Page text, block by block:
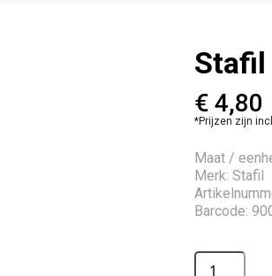
Stafil
€ 4,80
*Prijzen zijn
Maat /
Merk: Stafil
Barcode: